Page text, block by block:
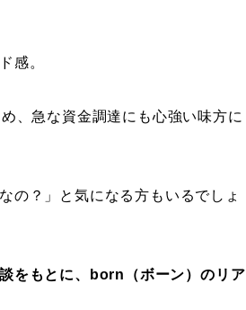
感。
、急な資金調達にも心強い味方に
の？」と気になる方もいるでしょ
をもとに、born（ボーン）のリア